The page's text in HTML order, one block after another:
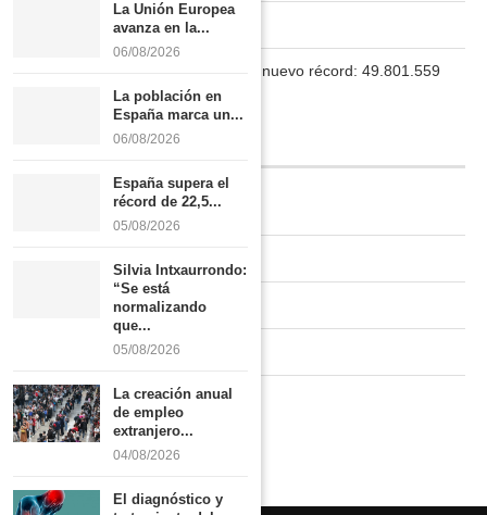
La población en España marca un nuevo récord: 49.801.559
INFORMACIÓN
Quiénes somos
Publicidad tarifas
Política de privacidad
La Unión Europea
avanza en la...
06/08/2026
La población en
España marca un...
06/08/2026
España supera el
récord de 22,5...
05/08/2026
Silvia Intxaurrondo:
“Se está
normalizando
que...
05/08/2026
La creación anual
de empleo
extranjero...
04/08/2026
El diagnóstico y